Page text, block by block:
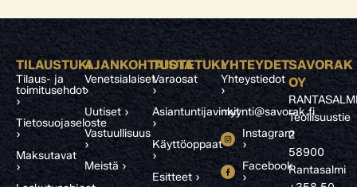
TILAUSTUKI
Tilaus- ja
toimitusehdot
›
Tietosuojaseloste
›
Maksutavat
›
AJANKOHTAISTA
Venetsialaiset
›
Uutiset ›
Vastuullisuus
›
Meistä ›
TUOTETUKI
Varaosat
›
Asiantuntijavinkit
›
Käyttöoppaat
›
Esitteet ›
YHTEYDET
Yhteystiedot
›
myynti@savorak.fi
Instagram
›
Facebook
›
SAVORAK
OY
Teollisuustie
2
58900
Rantasalmi